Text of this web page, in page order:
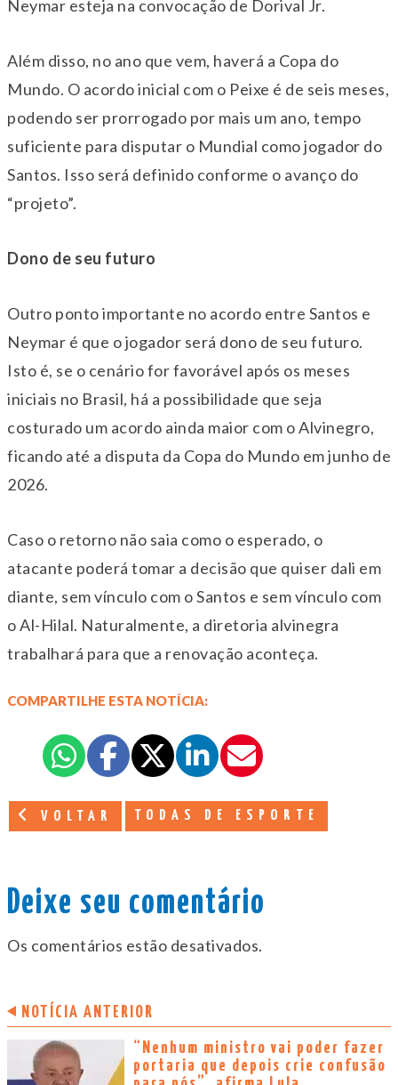
Neymar esteja na convocação de Dorival Jr.
Além disso, no ano que vem, haverá a Copa do
Mundo. O acordo inicial com o Peixe é de seis meses,
podendo ser prorrogado por mais um ano, tempo
suficiente para disputar o Mundial como jogador do
Santos. Isso será definido conforme o avanço do
“projeto”.
Dono de seu futuro
Outro ponto importante no acordo entre Santos e
Neymar é que o jogador será dono de seu futuro.
Isto é, se o cenário for favorável após os meses
iniciais no Brasil, há a possibilidade que seja
costurado um acordo ainda maior com o Alvinegro,
ficando até a disputa da Copa do Mundo em junho de
2026.
Caso o retorno não saia como o esperado, o
atacante poderá tomar a decisão que quiser dali em
diante, sem vínculo com o Santos e sem vínculo com
o Al-Hilal. Naturalmente, a diretoria alvinegra
trabalhará para que a renovação aconteça.
COMPARTILHE ESTA NOTÍCIA:
VOLTAR TODAS DE ESPORTE
Deixe seu comentário
Os comentários estão desativados.
NOTÍCIA ANTERIOR
“Nenhum ministro vai poder fazer
portaria que depois crie confusão